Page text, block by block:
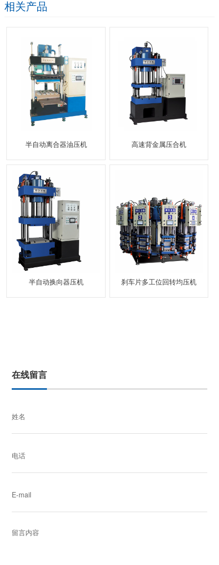
相关产品
半自动离合器油压机 高速背金属压合机
半自动换向器压机 刹车片多工位回转均压机
在线留言
姓名
电话
E-mail
留言内容